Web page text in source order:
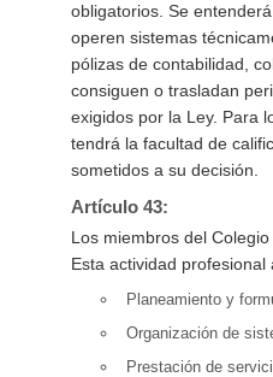
obligatorios. Se
operen sistemas
pólizas de contabilidad,
consiguen o trasladan
exigidos por la Ley. Para
tendrá la facultad de
sometidos a su decisión.
Artículo 43:
Los miembros del
Esta actividad
Planeamiento y
Organización de
Prestación de